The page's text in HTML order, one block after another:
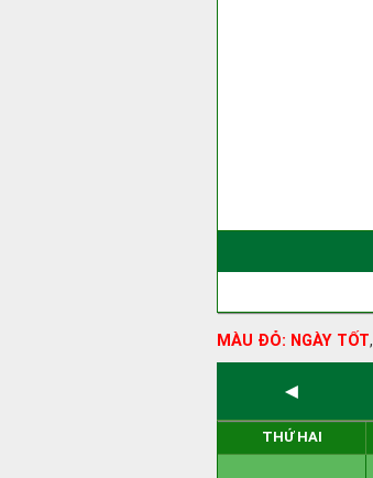
MÀU ĐỎ: NGÀY TỐT,
◄
THỨ HAI